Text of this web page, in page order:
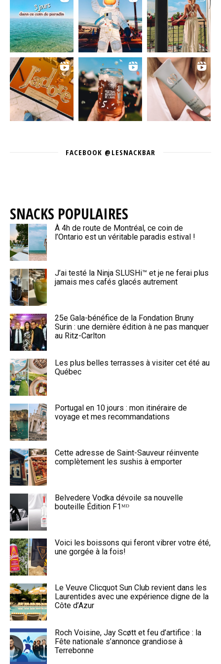
FACEBOOK @LESNACKBAR
SNACKS POPULAIRES
À 4h de route de Montréal, ce coin de
l’Ontario est un véritable paradis estival !
J’ai testé la Ninja SLUSHi™ et je ne ferai plus
jamais mes cafés glacés autrement
25e Gala-bénéfice de la Fondation Bruny
Surin : une dernière édition à ne pas manquer
au Ritz-Carlton
Les plus belles terrasses à visiter cet été au
Québec
Portugal en 10 jours : mon itinéraire de
voyage et mes recommandations
Cette adresse de Saint-Sauveur réinvente
complètement les sushis à emporter
Belvedere Vodka dévoile sa nouvelle
bouteille Édition F1ᴹᴰ
Voici les boissons qui feront vibrer votre été,
une gorgée à la fois!
Le Veuve Clicquot Sun Club revient dans les
Laurentides avec une expérience digne de la
Côte d’Azur
Roch Voisine, Jay Scøtt et feu d’artifice : la
Fête nationale s’annonce grandiose à
Terrebonne